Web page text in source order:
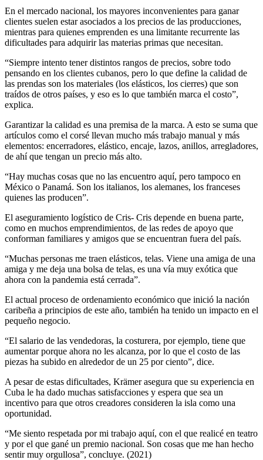
En el mercado nacional, los mayores inconvenientes para ganar
clientes suelen estar asociados a los precios de las producciones,
mientras para quienes emprenden es una limitante recurrente las
dificultades para adquirir las materias primas que necesitan.
“Siempre intento tener distintos rangos de precios, sobre todo
pensando en los clientes cubanos, pero lo que define la calidad de
las prendas son los materiales (los elásticos, los cierres) que son
traídos de otros países, y eso es lo que también marca el costo”,
explica.
Garantizar la calidad es una premisa de la marca. A esto se suma que
artículos como el corsé llevan mucho más trabajo manual y más
elementos: encerradores, elástico, encaje, lazos, anillos, arregladores,
de ahí que tengan un precio más alto.
“Hay muchas cosas que no las encuentro aquí, pero tampoco en
México o Panamá. Son los italianos, los alemanes, los franceses
quienes las producen”.
El aseguramiento logístico de Cris- Cris depende en buena parte,
como en muchos emprendimientos, de las redes de apoyo que
conforman familiares y amigos que se encuentran fuera del país.
“Muchas personas me traen elásticos, telas. Viene una amiga de una
amiga y me deja una bolsa de telas, es una vía muy exótica que
ahora con la pandemia está cerrada”.
El actual proceso de ordenamiento económico que inició la nación
caribeña a principios de este año, también ha tenido un impacto en el
pequeño negocio.
“El salario de las vendedoras, la costurera, por ejemplo, tiene que
aumentar porque ahora no les alcanza, por lo que el costo de las
piezas ha subido en alrededor de un 25 por ciento”, dice.
A pesar de estas dificultades, Krämer asegura que su experiencia en
Cuba le ha dado muchas satisfacciones y espera que sea un
incentivo para que otros creadores consideren la isla como una
oportunidad.
“Me siento respetada por mi trabajo aquí, con el que realicé en teatro
y por el que gané un premio nacional. Son cosas que me han hecho
sentir muy orgullosa”, concluye. (2021)